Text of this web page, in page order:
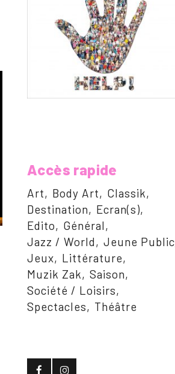
Accès rapide
Art Body Art
Classik
Destination
Ecran(s)
Edito
Général
Jazz / World
Jeune Public
Jeux
Littérature
Muzik Zak
Saison
Société / Loisirs
Spectacles
Théâtre